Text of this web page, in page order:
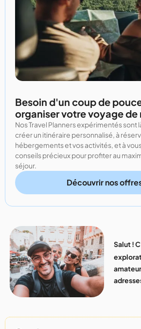
Besoin d'un coup de
organiser votre voyage de
Nos Travel Planners expérimentés sont
créer un itinéraire personnalisé, à
hébergements et vos activités, et à
conseils précieux pour profiter au
séjour.
Découvrir nos
Salut !